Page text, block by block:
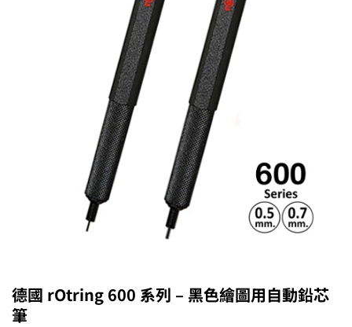
德國 rOtring 600 系列 – 黑色繪圖用自動鉛芯
筆